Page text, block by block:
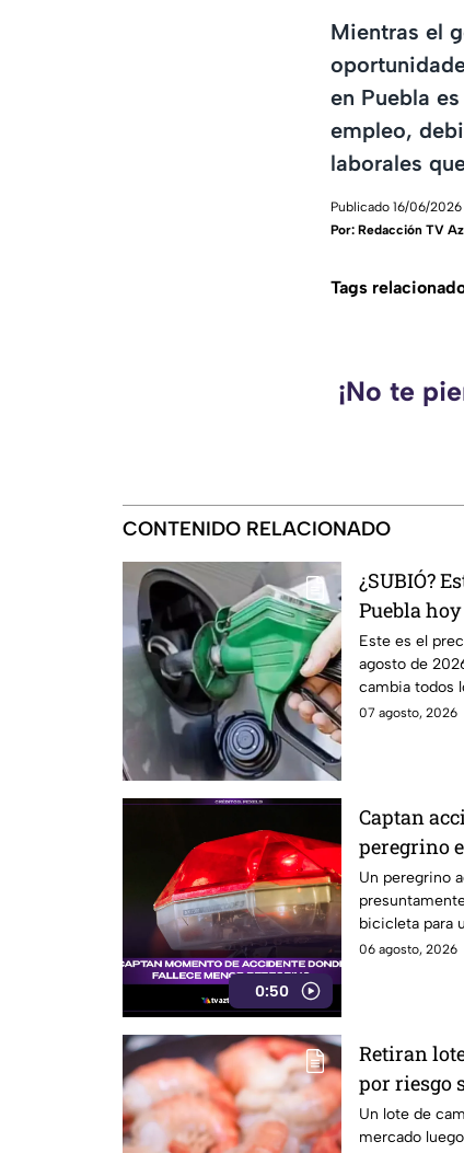
Mientras el
en Puebla
empleo,
laborales
Publicado 16/06/2026
Por: Redacción TV
Tags
¡No te
CONTENIDO RELACIONADO
¿SUBIÓ?
Puebla
Este es el
agosto de
cambia todos
07 agosto, 2026
0:50
Captan
peregrino
Un peregrino
bicicleta para
México.
06 agosto, 2026
Retiran
por riesgo
Un lote de
mercado